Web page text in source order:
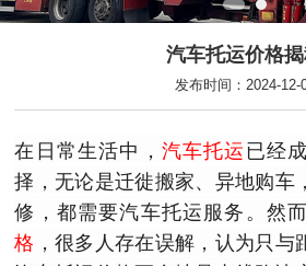
汽车托运价格
发布时间：2024-12-
在日常生活中， 汽车托运已经
择，无论是迁徙搬家、异地购车
修，都需要汽车托运服务。然
格 ，很多人存在误解，认为只与